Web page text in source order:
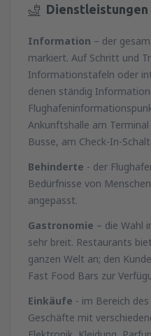
Dienstleistungen
Information – der
markiert. Auf Schritt und
Informationstafeln oder
denen ständig
Ankunftshalle am
Busse, am Check-In-
Behinderte - der
Bedürfnisse von
angepasst.
Gastronomie – die Wahl
sehr breit. Restaurants
ganzen Welt an; den
Fast Food Bars zur
Einkäufe - im Bereich
Geschäfte mit